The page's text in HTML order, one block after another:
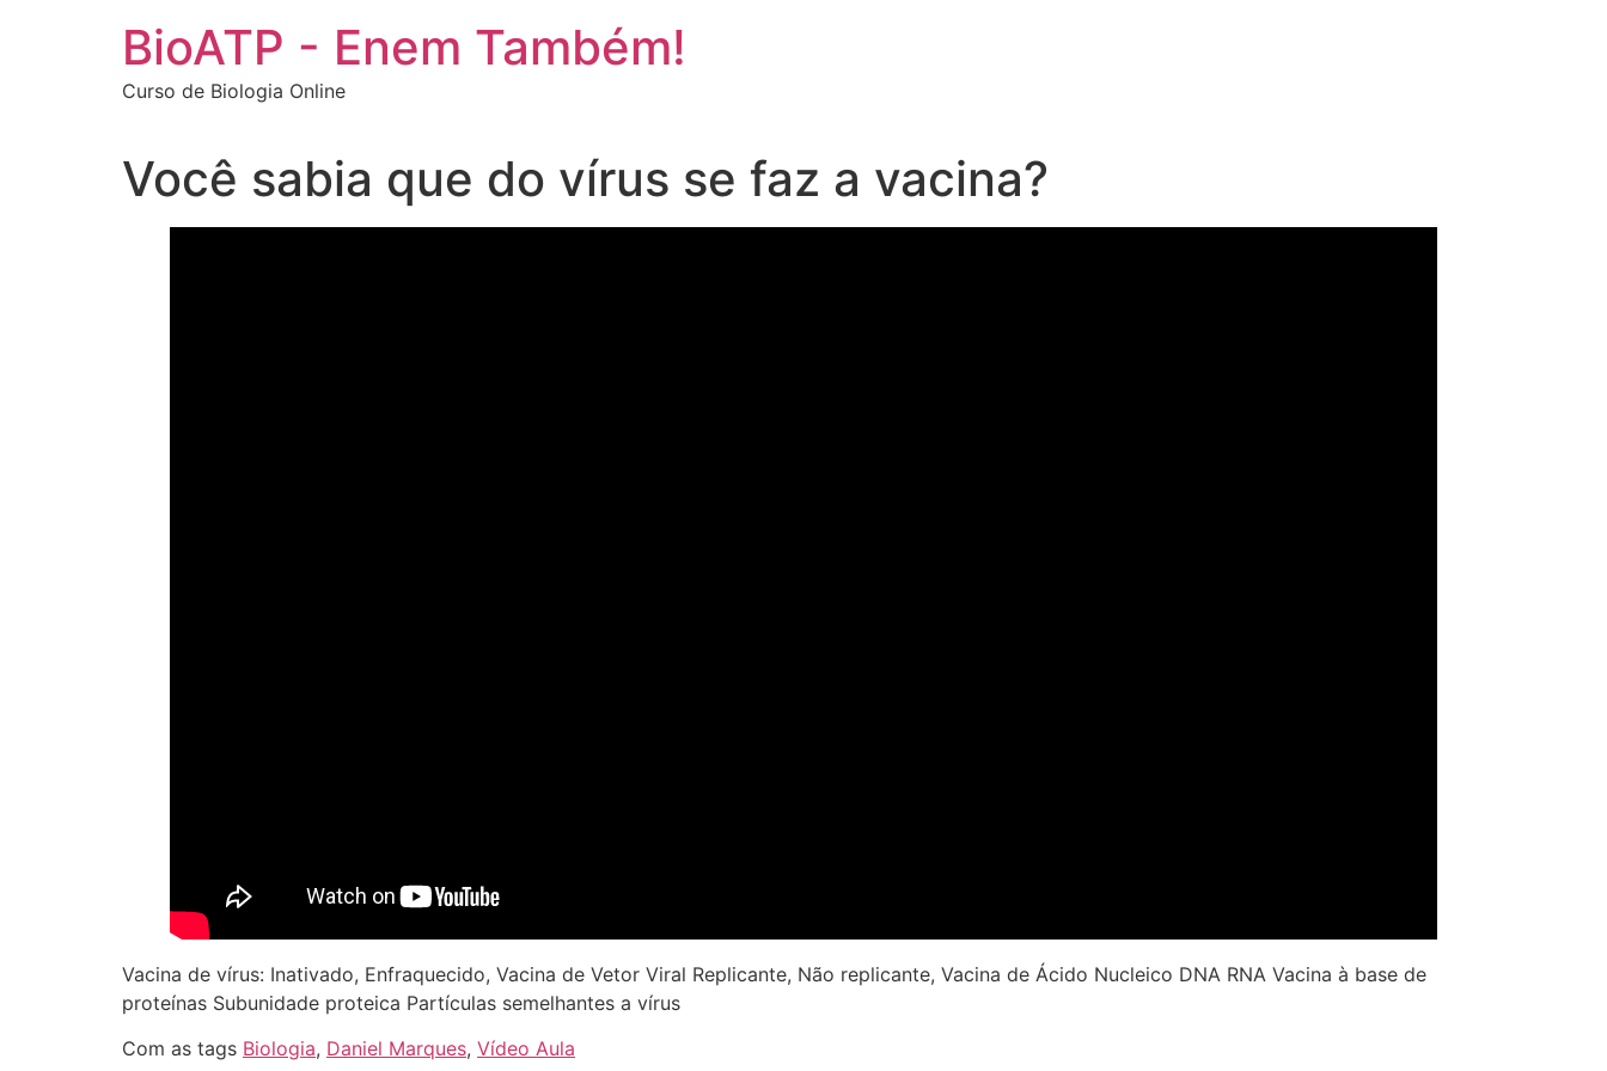
BioATP - Enem Também!
Curso de Biologia Online
Você sabia que do vírus se faz a vacina?
Vacina de vírus: Inativado, Enfraquecido, Vacina de Vetor Viral Replicante, Não replicante, Vacina de Ácido Nucleico DNA RNA Vacina à base de
proteínas Subunidade proteica Partículas semelhantes a vírus
Com as tags Biologia, Daniel Marques, Vídeo Aula